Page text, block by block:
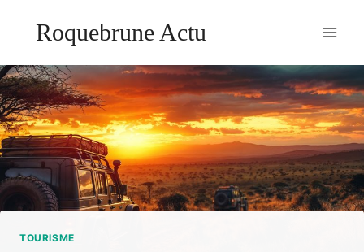
Roquebrune Actu
TOURISME